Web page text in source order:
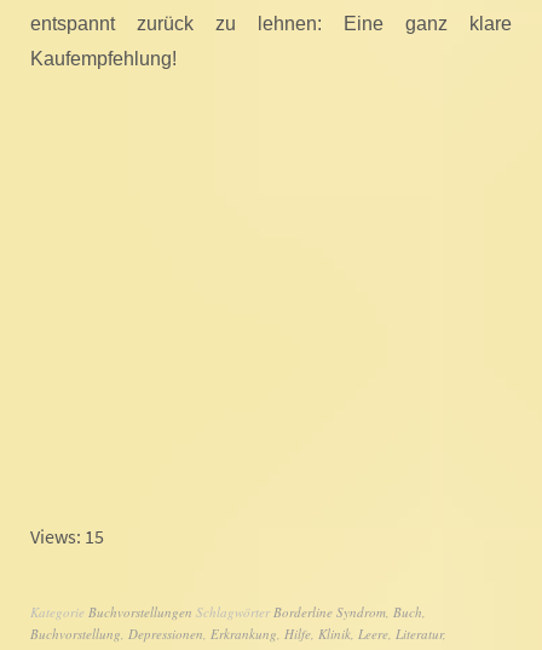
entspannt zurück zu lehnen: Eine ganz klare
Kaufempfehlung!
Views: 15
Kategorie Buchvorstellungen Schlagwörter Borderline Syndrom Buch
Buchvorstellung Depressionen Erkrankung Hilfe Klinik Leere Literatur,